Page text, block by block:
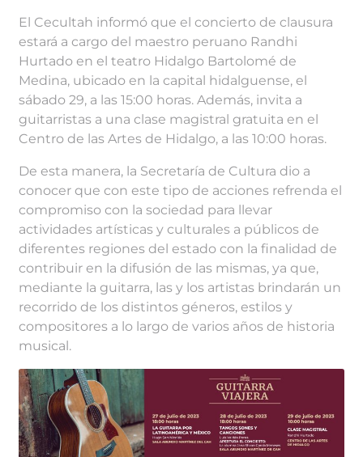
El Cecultah informó que el concierto de clausura
estará a cargo del maestro peruano Randhi
Hurtado en el teatro Hidalgo Bartolomé de
Medina, ubicado en la capital hidalguense, el
sábado 29, a las 15:00 horas. Además, invita a
guitarristas a una clase magistral gratuita en el
Centro de las Artes de Hidalgo, a las 10:00 horas.
De esta manera, la Secretaría de Cultura dio a
conocer que con este tipo de acciones refrenda el
compromiso con la sociedad para llevar
actividades artísticas y culturales a públicos de
diferentes regiones del estado con la finalidad de
contribuir en la difusión de las mismas, ya que,
mediante la guitarra, las y los artistas brindarán un
recorrido de los distintos géneros, estilos y
compositores a lo largo de varios años de historia
musical.